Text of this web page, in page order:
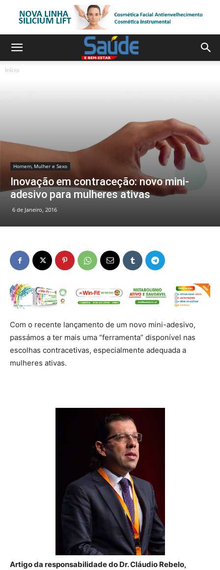
Início
Homem, Mulher e Sexo
Inovação em contraceção: novo mini-
adesivo para mulheres ativas
6 de Janeiro, 2016
Com o recente lançamento de um novo mini-adesivo,
passámos a ter mais uma “ferramenta” disponível nas
escolhas contracetivas, especialmente adequada a
mulheres ativas.
Artigo da responsabilidade do Dr. Cláudio Rebelo,